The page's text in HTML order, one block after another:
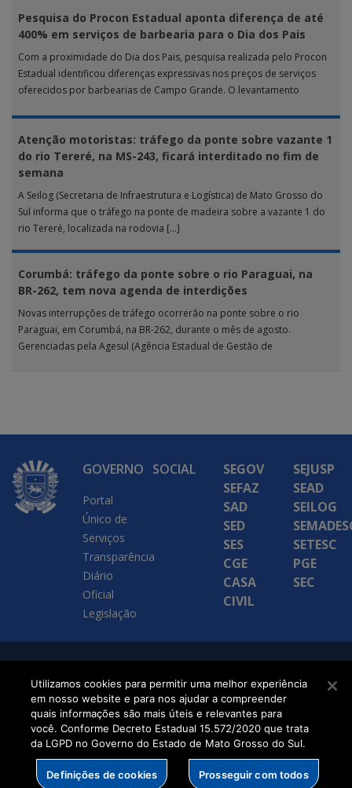
Pesquisa do Procon Estadual aponta diferença de até
400% em serviços de barbearia para o Dia dos Pais
Com a proximidade do Dia dos Pais, pesquisa realizada pelo Procon
Estadual identificou diferenças expressivas nos preços de serviços
oferecidos por barbearias de Campo Grande. O levantamento
Atenção motoristas: tráfego da ponte sobre vazante 1
do rio Tereré, na MS-243, ficará interditado no fim de
semana
A Seilog (Secretaria de Infraestrutura e Logística) de Mato Grosso do
Sul informa que o tráfego na ponte de madeira sobre a vazante 1 do
rio Tereré, localizada na rodovia […]
Corumbá: tráfego da ponte sobre o rio Paraguai, na
BR-262, tem nova agenda de interdições
Novas interrupções de tráfego ocorrerão na ponte sobre o rio
Paraguai, em Corumbá, na BR-262, durante o mês de agosto.
Gerenciadas pela Agesul (Agência Estadual de Gestão de
GOVERNO
Portal
Único de
Serviços
Transparência
Diário
Oficial
Legislação
SOCIAL
SEGOV
SEFAZ
SAD
SED
SES
CGE
CASA
CIVIL
SEJUSP
SEAD
SEILOG
SETESC
PGE
SEC
Executiva de
Transformação Digital
Utilizamos cookies para permitir uma melhor experiência
em nosso website e para nos ajudar a compreender
quais informações são mais úteis e relevantes para
você. Conforme Decreto Estadual 15.572/2020 que trata
da LGPD no Governo do Estado de Mato Grosso do Sul.
Definições de cookies Prosseguir com todos